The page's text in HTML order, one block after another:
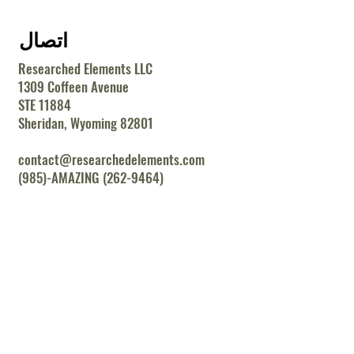
اتصال
Researched Elements LLC
1309 Coffeen Avenue
STE 11884
Sheridan, Wyoming 82801
contact@researchedelements.com
(985)-AMAZING (262-9464)